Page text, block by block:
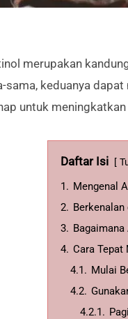
merupakan
sama, keduanya
untuk
Daftar Isi
1. Mengenal
2. Berkenalan
3.
4. Cara Tepat
4.1. Mulai
4.2.
4.2.1.